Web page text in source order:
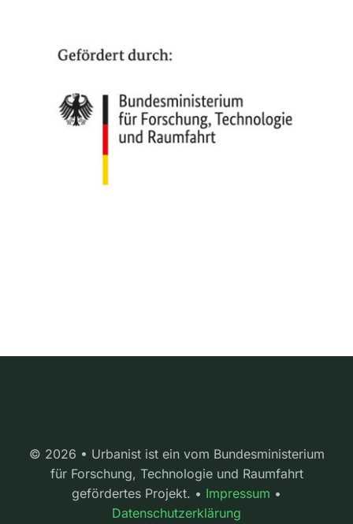
© 2026 • Urbanist ist ein vom Bundesministerium
für Forschung, Technologie und Raumfahrt
gefördertes Projekt. • Impressum •
Datenschutzerklärung